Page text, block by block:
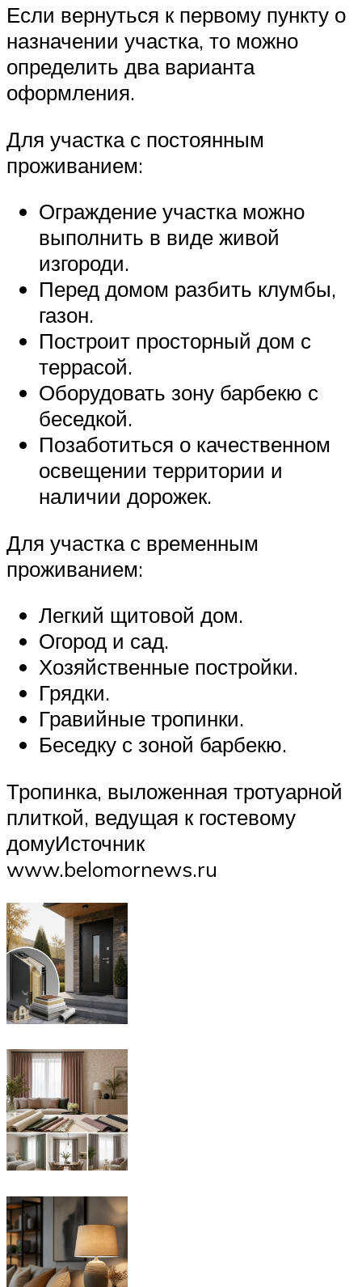
Если вернуться к первому пункту о
назначении участка, то можно
определить два варианта
оформления.
Для участка с постоянным
проживанием:
Ограждение участка можно
выполнить в виде живой
изгороди.
Перед домом разбить клумбы,
газон.
Построит просторный дом с
террасой.
Оборудовать зону барбекю с
беседкой.
Позаботиться о качественном
освещении территории и
наличии дорожек.
Для участка с временным
проживанием:
Легкий щитовой дом.
Огород и сад.
Хозяйственные постройки.
Грядки.
Гравийные тропинки.
Беседку с зоной барбекю.
Тропинка, выложенная тротуарной
плиткой, ведущая к гостевому
домуИсточник
www.belomornews.ru